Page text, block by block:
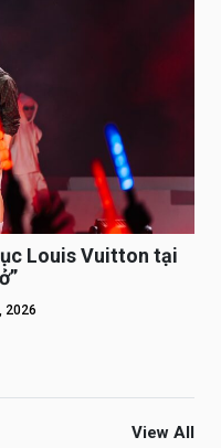
Louis Vuitton tại
2026
View All